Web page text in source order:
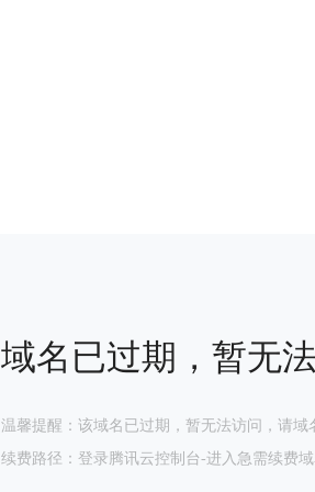
域名已过期，暂无
温馨提醒：该域名已过期，暂无法访问，请
续费路径：登录腾讯云控制台-进入急需续费